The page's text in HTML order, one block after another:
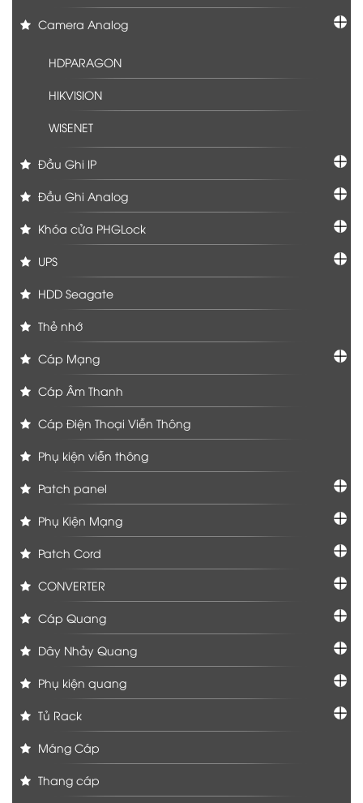
Camera Analog
HDPARAGON
HIKVISION
WISENET
Đầu Ghi IP
Đầu Ghi Analog
Khóa cửa PHGLock
UPS
HDD Seagate
Thẻ nhớ
Cáp Mạng
Cáp Âm Thanh
Cáp Điện Thoại Viễn Thông
Phụ kiện viễn thông
Patch panel
Phụ Kiện Mạng
Patch Cord
CONVERTER
Cáp Quang
Dây Nhảy Quang
Phụ kiện quang
Tủ Rack
Máng Cáp
Thang cáp